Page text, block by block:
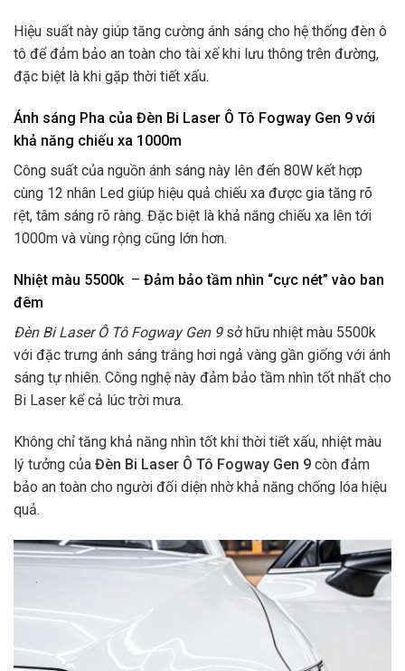
Hiệu suất này giúp tăng cường ánh sáng cho hệ thống đèn ô
tô để đảm bảo an toàn cho tài xế khi lưu thông trên đường,
đặc biệt là khi gặp thời tiết xấu.
Ánh sáng Pha của Đèn Bi Laser Ô Tô Fogway Gen 9 với
khả năng chiếu xa 1000m
Công suất của nguồn ánh sáng này lên đến 80W kết hợp
cùng 12 nhân Led giúp hiệu quả chiếu xa được gia tăng rõ
rệt, tâm sáng rõ ràng. Đặc biệt là khả năng chiếu xa lên tới
1000m và vùng rộng cũng lớn hơn.
Nhiệt màu 5500k– Đảm bảo tầm nhìn “cực nét” vào ban
đêm
Đèn Bi Laser Ô Tô Fogway Gen 9 sở hữu nhiệt màu 5500k
với đặc trưng ánh sáng trắng hơi ngả vàng gần giống với ánh
sáng tự nhiên. Công nghệ này đảm bảo tầm nhìn tốt nhất cho
Bi Laser kể cả lúc trời mưa.
Không chỉ tăng khả năng nhìn tốt khi thời tiết xấu, nhiệt màu
lý tưởng của Đèn Bi Laser Ô Tô Fogway Gen 9 còn đảm
bảo an toàn cho người đối diện nhờ khả năng chống lóa hiệu
quả.